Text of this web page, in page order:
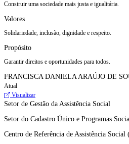
Construir uma sociedade mais justa e igualitária.
Valores
Solidariedade, inclusão, dignidade e respeito.
Propósito
Garantir direitos e oportunidades para todos.
FRANCISCA DANIELA ARAÚJO DE
Atual
Visualizar
Setor de Gestão da Assistência Social
Setor do Cadastro Único e Programas
Centro de Referência de Assistência Social